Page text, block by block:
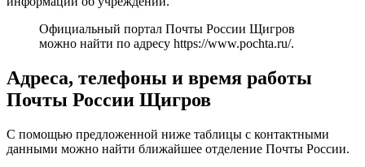
Официальный портал Почты России Щигров
можно найти по адресу https://www.pochta.ru/.
Адреса, телефоны и время работы
Почты России Щигров
С помощью предложенной ниже таблицы с контактными
данными можно найти ближайшее отделение Почты России.